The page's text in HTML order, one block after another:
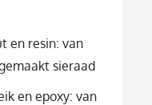
en resin: van
sieraad
en epoxy: van